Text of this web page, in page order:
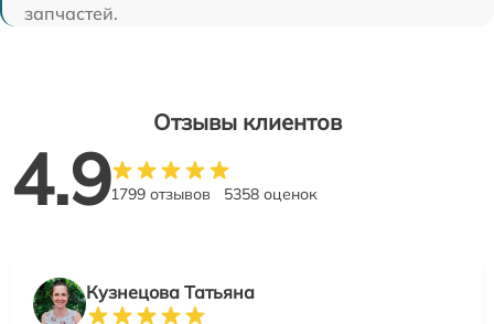
запчастей.
Отзывы клиентов
4.91799 отзывов 5358 оценок
Кузнецова Татьяна